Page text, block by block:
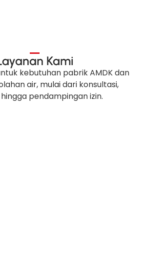
Kami
kebutuhan pabrik AMDK dan
air, mulai dari konsultasi,
pendampingan izin.